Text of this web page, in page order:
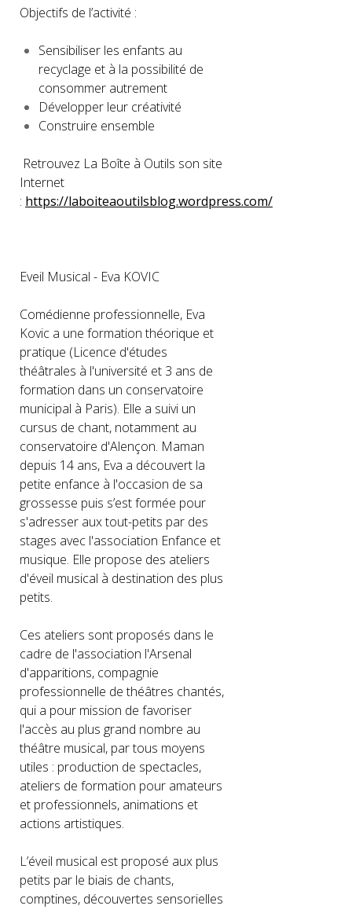
Objectifs de l’activité :
Sensibiliser les enfants au
recyclage et à la possibilité de
consommer autrement
Développer leur créativité
Construire ensemble
Retrouvez La Boîte à Outils son site
Internet
: https://laboiteaoutilsblog.wordpress.com/
Eveil Musical - Eva KOVIC
Comédienne professionnelle, Eva
Kovic a une formation théorique et
pratique (Licence d'études
théâtrales à l'université et 3 ans de
formation dans un conservatoire
municipal à Paris). Elle a suivi un
cursus de chant, notamment au
conservatoire d'Alençon. Maman
depuis 14 ans, Eva a découvert la
petite enfance à l'occasion de sa
grossesse puis s’est formée pour
s'adresser aux tout-petits par des
stages avec l'association Enfance et
musique. Elle propose des ateliers
d'éveil musical à destination des plus
petits.
Ces ateliers sont proposés dans le
cadre de l'association l'Arsenal
d'apparitions, compagnie
professionnelle de théâtres chantés,
qui a pour mission de favoriser
l'accès au plus grand nombre au
théâtre musical, par tous moyens
utiles : production de spectacles,
ateliers de formation pour amateurs
et professionnels, animations et
actions artistiques.
L’éveil musical est proposé aux plus
petits par le biais de chants,
comptines, découvertes sensorielles